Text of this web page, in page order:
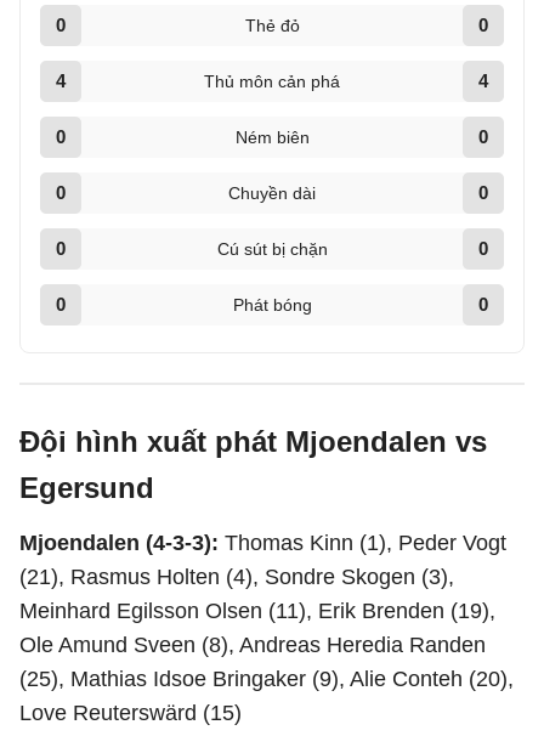
0 Thẻ đỏ 0
4 Thủ môn cản phá 4
0 Ném biên 0
0 Chuyền dài 0
0 Cú sút bị chặn 0
0 Phát bóng 0
Đội hình xuất phát Mjoendalen vs
Egersund
Mjoendalen (4-3-3): Thomas Kinn (1), Peder Vogt
(21), Rasmus Holten (4), Sondre Skogen (3),
Meinhard Egilsson Olsen (11), Erik Brenden (19),
Ole Amund Sveen (8), Andreas Heredia Randen
(25), Mathias Idsoe Bringaker (9), Alie Conteh (20),
Love Reuterswärd (15)